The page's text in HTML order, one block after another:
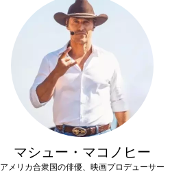
マシュー・マコノヒー
アメリカ合衆国の俳優、映画プロデューサー